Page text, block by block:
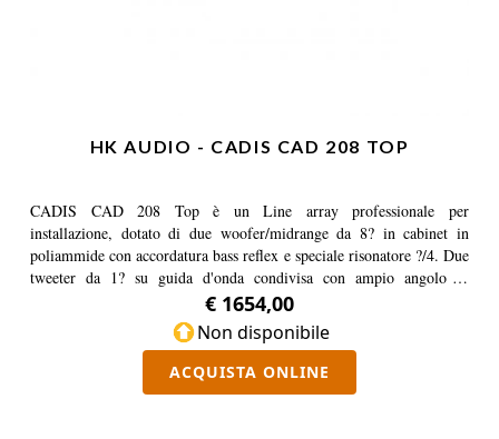
HK AUDIO - CADIS CAD 208 TOP
CADIS CAD 208 Top è un Line array professionale per
installazione, dotato di due woofer/midrange da 8? in cabinet in
poliammide con accordatura bass reflex e speciale risonatore ?/4. Due
tweeter da 1? su guida d'onda condivisa con ampio angolo di
apertura. Resistente agli agenti atmosferici nella versione standard
con Speakon NL4. Altre soluzioni di collegamento, come i
pressacavi PG, sono opzionali. Da utilizzare in combinazione con il
subwoofer volante CAD 115 meccanicamente compatibile.
€ 1654,00
Non disponibile
ACQUISTA ONLINE